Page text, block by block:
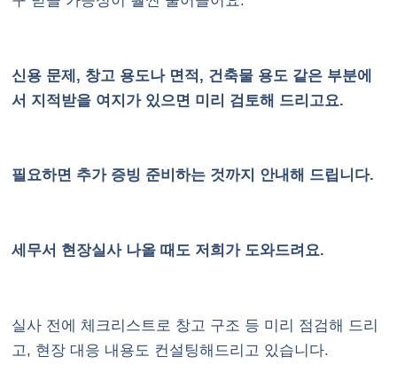
신용 문제, 창고 용도나 면적, 건축물 용도 같은 부분에
서 지적받을 여지가 있으면 미리 검토해 드리고요.
필요하면 추가 증빙 준비하는 것까지 안내해 드립니다.
세무서 현장실사 나올 때도 저희가 도와드려요.
실사 전에 체크리스트로 창고 구조 등 미리 점검해 드리
고, 현장 대응 내용도 컨설팅해드리고 있습니다.